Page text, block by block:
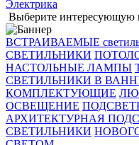
Электрика
Выберите интересующую
ВСТРАИВАЕМЫЕ
СВЕТИЛЬНИКИ
НАСТОЛЬНЫЕ ЛАМПЫ
СВЕТИЛЬНИКИ В
КОМПЛЕКТУЮЩИЕ
ОСВЕЩЕНИЕ
АРХИТЕКТУРНАЯ
СВЕТИЛЬНИКИ